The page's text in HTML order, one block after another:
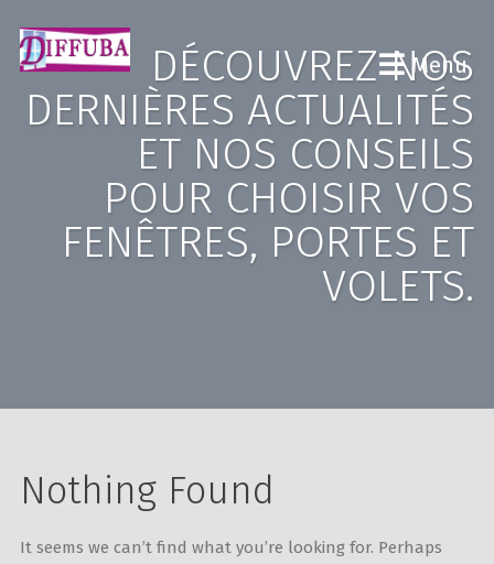
Menu
DÉCOUVREZ NOS
DERNIÈRES ACTUALITÉS
ET NOS CONSEILS
POUR CHOISIR VOS
FENÊTRES, PORTES ET
VOLETS.
Nothing Found
It seems we can’t find what you’re looking for. Perhaps